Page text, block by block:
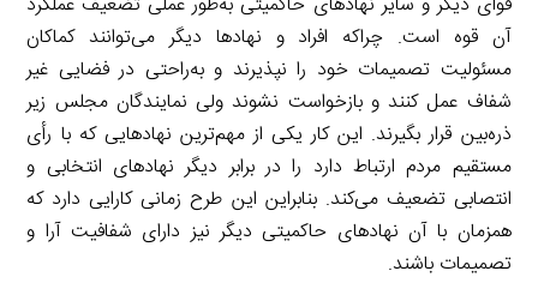
آن قوه است. چراکه افراد و نهادها دیگر می‌توانند کماکان
مسئولیت تصمیمات خود را نپذیرند و به‌راحتی در فضایی غیر
شفاف عمل کنند و بازخواست نشوند ولی نمایندگان مجلس زیر
ذره‌بین قرار بگیرند. این کار یکی از مهم‌ترین نهادهایی که با رأی
مستقیم مردم ارتباط دارد را در برابر دیگر نهادهای انتخابی و
انتصابی تضعیف می‌کند. بنابراین این طرح زمانی کارایی دارد که
همزمان با آن نهادهای حاکمیتی دیگر نیز دارای شفافیت آرا و
تصمیمات باشند.